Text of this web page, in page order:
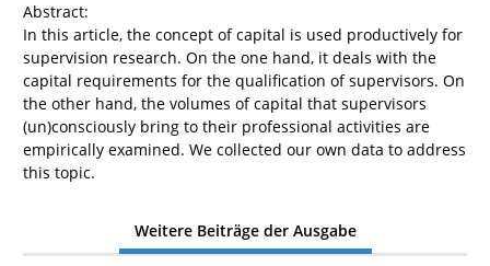
Abstract:
In this article, the concept of capital is used productively for
supervision research. On the one hand, it deals with the
capital requirements for the qualification of supervisors. On
the other hand, the volumes of capital that supervisors
(un)consciously bring to their professional activities are
empirically examined. We collected our own data to address
this topic.
Weitere Beiträge der Ausgabe